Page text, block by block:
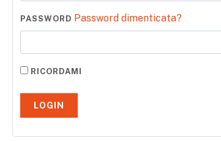
PASSWORD Password dimenticata?
RICORDAMI